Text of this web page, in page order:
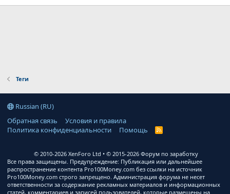
Теги
Russian (RU)
Обратная связь
Условия и правила
Политика конфиденциальности
Помощь
R
© 2010-2026 XenForo Ltd
© 2015-2026 Форум по заработку
Все права защищены. Предупреждение: Публикация или дальнейшее
распространение контента Pro100Money.com без ссылки на источник
Pro100Money.com строго запрещено. Администрация форума не несет
ответственности за содержание рекламных материалов и информационных
статей, комментариев и записей пользователей, которые размещены на